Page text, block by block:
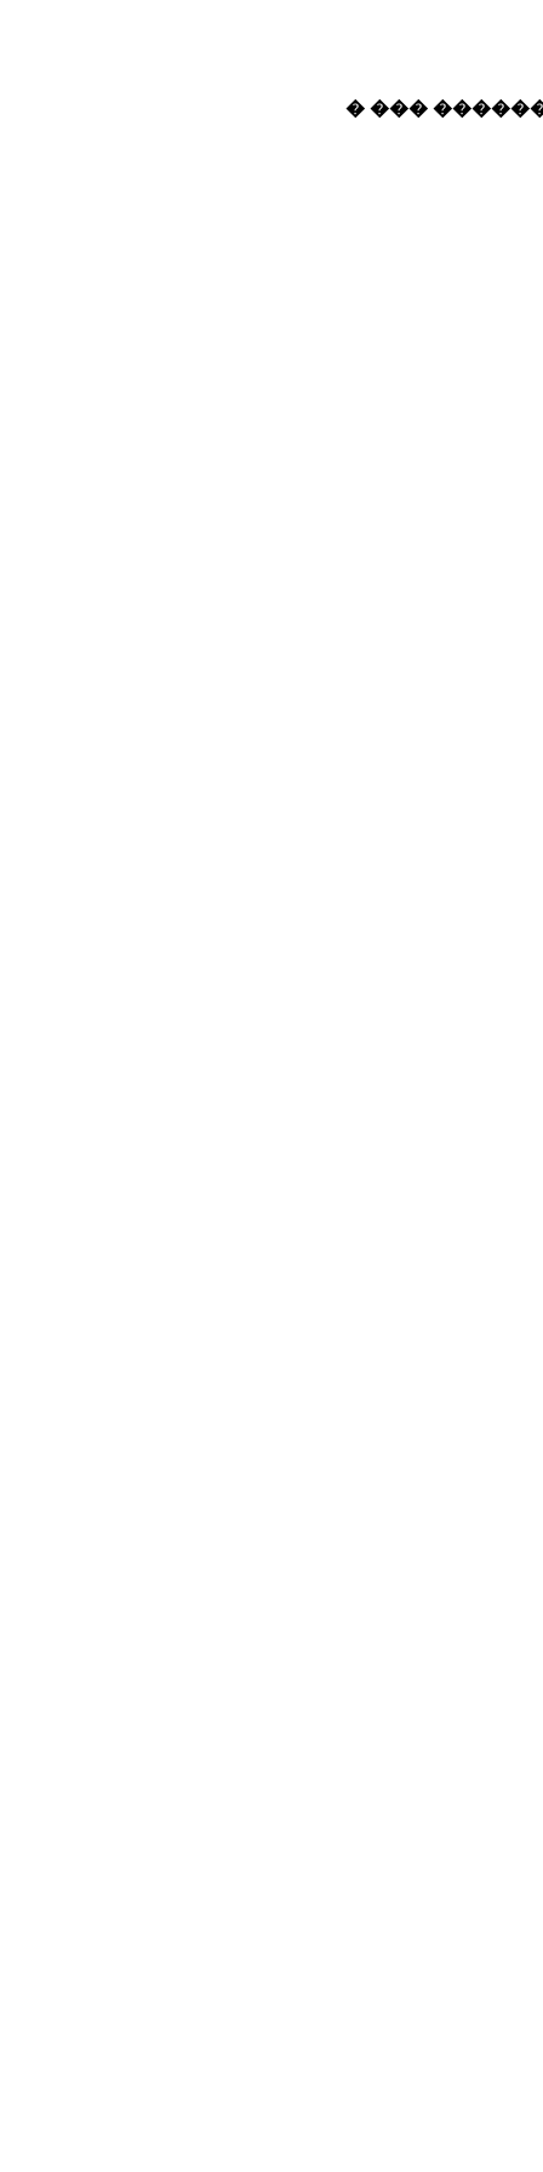
� ���